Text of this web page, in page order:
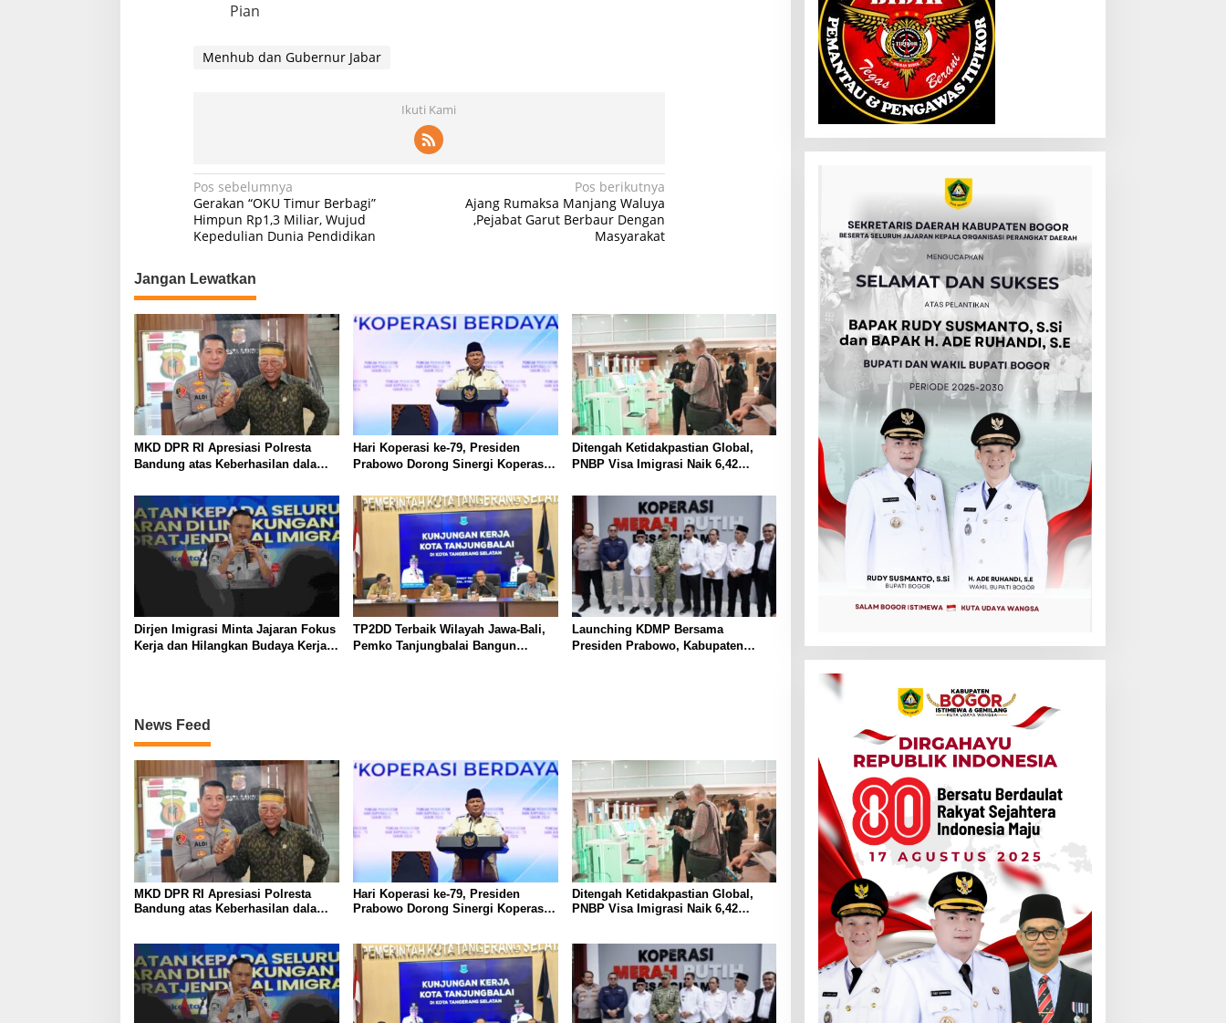
Pian
Menhub dan Gubernur Jabar
Ikuti Kami
Navigasi
pos
Pos sebelumnya
Gerakan “OKU Timur Berbagi”
Himpun Rp1,3 Miliar, Wujud
Kepedulian Dunia Pendidikan
Pos berikutnya
Ajang Rumaksa Manjang Waluya
,Pejabat Garut Berbaur Dengan
Masyarakat
Jangan Lewatkan
MKD DPR RI Apresiasi Polresta
Bandung atas Keberhasilan dalam
Hari Koperasi ke-79, Presiden
Prabowo Dorong Sinergi Koperasi
Nasional
Ditengah Ketidakpastian Global,
PNBP Visa Imigrasi Naik 6,42
Dirjen Imigrasi Minta Jajaran Fokus
Kerja dan Hilangkan Budaya Kerja
TP2DD Terbaik Wilayah Jawa-Bali,
Pemko Tanjungbalai Bangun
Launching KDMP Bersama
Presiden Prabowo, Kabupaten
News Feed
MKD DPR RI Apresiasi Polresta
Bandung atas Keberhasilan dalam
Hari Koperasi ke-79, Presiden
Prabowo Dorong Sinergi Koperasi
Ditengah Ketidakpastian Global,
PNBP Visa Imigrasi Naik 6,42